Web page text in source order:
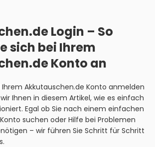
Login – So
sich bei Ihrem
Konto an
Ihrem Akkutauschen.de Konto anmelden
Ihnen in diesem Artikel, wie es einfach
Egal ob Sie nach einem einfachen
suchen oder Hilfe bei Problemen
– wir führen Sie Schritt für Schritt